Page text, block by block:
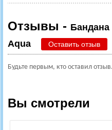
Отзывы - Бандана
Aqua
Оставить отзыв
Будьте первым, кто оставил отзыв.
Вы смотрели